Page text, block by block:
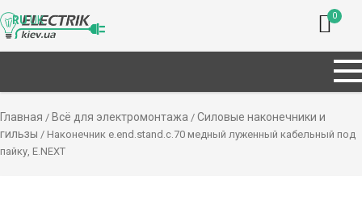
0
Главная / Всё для электромонтажа / Силовые наконечники и
гильзы / Наконечник e.end.stand.c.70 медный луженный кабельный под
пайку, E.NEXT
RUUK